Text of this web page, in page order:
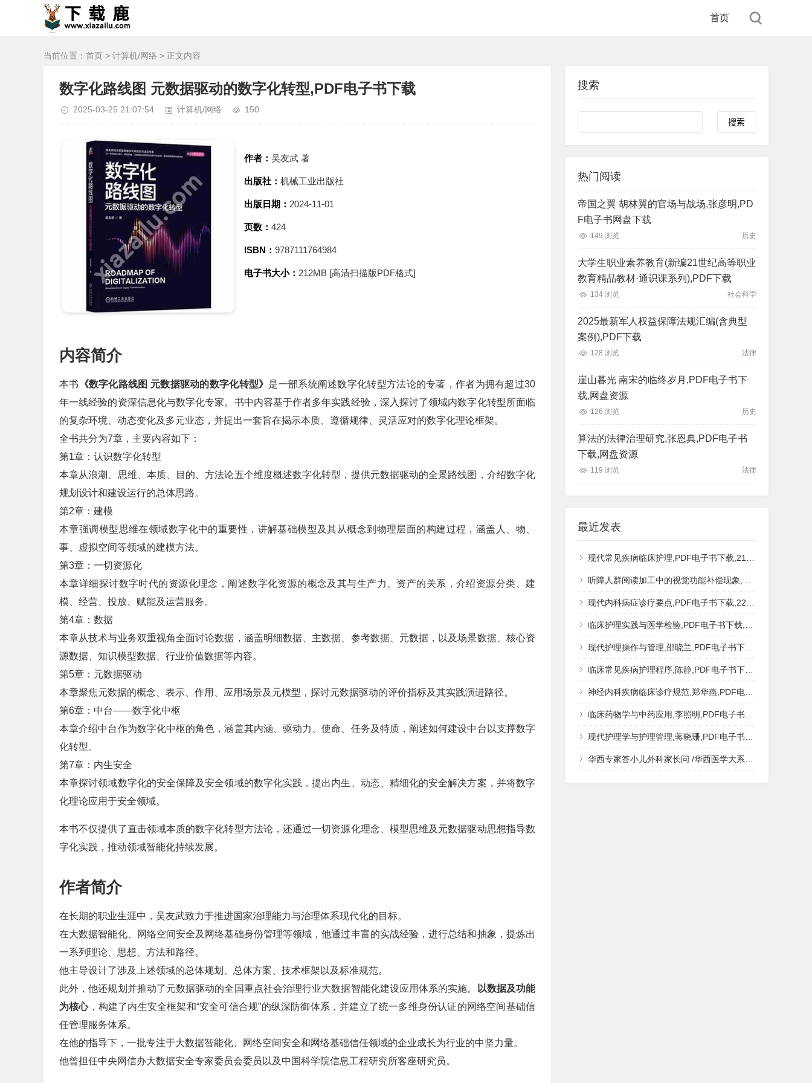
首页
当前位置： 首页 > 计算机/网络 > 正文内容
数字化路线图 元数据驱动的数字化转型,PDF电子书下载
2025-03-25 21:07:54 计算机/网络 150
作者： 吴友武 著
出版社： 机械工业出版社
出版日期： 2024-11-01
页数： 424
ISBN： 9787111764984
电子书大小： 212MB [高清扫描版PDF格式]
内容简介
本书 《数字化路线图 元数据驱动的数字化转型》 是一部系统阐述数字化转型方法论的专著，作者为拥有超过30
年一线经验的资深信息化与数字化专家。书中内容基于作者多年实践经验，深入探讨了领域内数字化转型所面临
的复杂环境、动态变化及多元业态，并提出一套旨在揭示本质、遵循规律、灵活应对的数字化理论框架。
全书共分为7章，主要内容如下：
第1章：认识数字化转型
本章从浪潮、思维、本质、目的、方法论五个维度概述数字化转型，提供元数据驱动的全景路线图，介绍数字化
规划设计和建设运行的总体思路。
第2章：建模
本章强调模型思维在领域数字化中的重要性，讲解基础模型及其从概念到物理层面的构建过程，涵盖人、物、
事、虚拟空间等领域的建模方法。
第3章：一切资源化
本章详细探讨数字时代的资源化理念，阐述数字化资源的概念及其与生产力、资产的关系，介绍资源分类、建
模、经营、投放、赋能及运营服务。
第4章：数据
本章从技术与业务双重视角全面讨论数据，涵盖明细数据、主数据、参考数据、元数据，以及场景数据、核心资
源数据、知识模型数据、行业价值数据等内容。
第5章：元数据驱动
本章聚焦元数据的概念、表示、作用、应用场景及元模型，探讨元数据驱动的评价指标及其实践演进路径。
第6章：中台——数字化中枢
本章介绍中台作为数字化中枢的角色，涵盖其内涵、驱动力、使命、任务及特质，阐述如何建设中台以支撑数字
化转型。
第7章：内生安全
本章探讨领域数字化的安全保障及安全领域的数字化实践，提出内生、动态、精细化的安全解决方案，并将数字
化理论应用于安全领域。
本书不仅提供了直击领域本质的数字化转型方法论，还通过一切资源化理念、模型思维及元数据驱动思想指导数
字化实践，推动领域智能化持续发展。
作者简介
在长期的职业生涯中，吴友武致力于推进国家治理能力与治理体系现代化的目标。
在大数据智能化、网络空间安全及网络基础身份管理等领域，他通过丰富的实战经验，进行总结和抽象，提炼出
一系列理论、思想、方法和路径。
他主导设计了涉及上述领域的总体规划、总体方案、技术框架以及标准规范。
此外，他还规划并推动了元数据驱动的全国重点社会治理行业大数据智能化建设应用体系的实施。
以数据及功能
为核心，构建了内生安全框架和“安全可信合规”的纵深防御体系，并建立了统一多维身份认证的网络空间基础信
任管理服务体系。
在他的指导下，一批专注于大数据智能化、网络空间安全和网络基础信任领域的企业成长为行业的中坚力量。
他曾担任中央网信办大数据安全专家委员会委员以及中国科学院信息工程研究所客座研究员。
搜索
Search
热门阅读
帝国之翼 胡林翼的官场与战场,张彦明,PD
F电子书网盘下载
149 浏览 历史
大学生职业素养教育(新编21世纪高等职业
教育精品教材·通识课系列),PDF下载
134 浏览 社会科学
2025最新军人权益保障法规汇编(含典型
案例),PDF下载
128 浏览 法律
崖山暮光 南宋的临终岁月,PDF电子书下
载,网盘资源
126 浏览 历史
算法的法律治理研究,张恩典,PDF电子书
下载,网盘资源
119 浏览 法律
最近发表
现代常见疾病临床护理,PDF电子书下载,217MB,网盘资源
听障人群阅读加工中的视觉功能补偿现象,秦钊,PDF电子书下载,网盘资源
现代内科病症诊疗要点,PDF电子书下载,223MB,网盘资源
临床护理实践与医学检验,PDF电子书下载,193MB,网盘资源
现代护理操作与管理,邵晓兰,PDF电子书下载,242MB,网盘资源
临床常见疾病护理程序,陈静,PDF电子书下载,185MB,网盘资源
神经内科疾病临床诊疗规范,郑华燕,PDF电子书下载,188MB,网盘资源
临床药物学与中药应用,李照明,PDF电子书下载,202MB,网盘资源
现代护理学与护理管理,蒋晓珊,PDF电子书下载,223MB,网盘资源
华西专家答小儿外科家长问 /华西医学大系?医学科普,PDF电子书网盘下载